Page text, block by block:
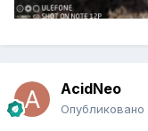
AcidNeo
Опубликовано